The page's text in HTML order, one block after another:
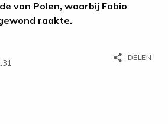
van Polen, waarbij Fabio
raakte.
share DELEN